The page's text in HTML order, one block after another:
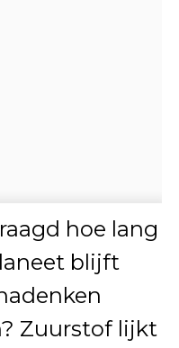
hoe lang
blijft
Zuurstof lijkt